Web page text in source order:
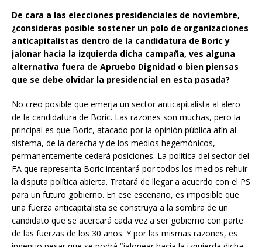
De cara a las elecciones presidenciales de noviembre,
¿consideras posible sostener un polo de organizaciones
anticapitalistas dentro de la candidatura de Boric y
jalonar hacia la izquierda dicha campaña, ves alguna
alternativa fuera de Apruebo Dignidad o bien piensas
que se debe olvidar la presidencial en esta pasada?
No creo posible que emerja un sector anticapitalista al alero
de la candidatura de Boric. Las razones son muchas, pero la
principal es que Boric, atacado por la opinión pública afín al
sistema, de la derecha y de los medios hegemónicos,
permanentemente cederá posiciones. La política del sector del
FA que representa Boric intentará por todos los medios rehuir
la disputa política abierta. Tratará de llegar a acuerdo con el PS
para un futuro gobierno. En ese escenario, es imposible que
una fuerza anticapitalista se construya a la sombra de un
candidato que se acercará cada vez a ser gobierno con parte
de las fuerzas de los 30 años. Y por las mismas razones, es